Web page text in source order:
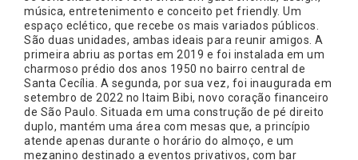
música, entretenimento e conceito pet friendly. Um
espaço eclético, que recebe os mais variados públicos.
São duas unidades, ambas ideais para reunir amigos. A
primeira abriu as portas em 2019 e foi instalada em um
charmoso prédio dos anos 1950 no bairro central de
Santa Cecília. A segunda, por sua vez, foi inaugurada em
setembro de 2022 no Itaim Bibi, novo coração financeiro
de São Paulo. Situada em uma construção de pé direito
duplo, mantém uma área com mesas que, a princípio
atende apenas durante o horário do almoço, e um
mezanino destinado a eventos privativos, com bar